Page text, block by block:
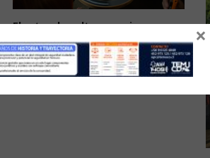
El arte y la cultura se viven en
Temuco
08 agosto, 2026
×